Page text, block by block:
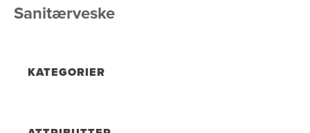
Sanitærveske
KATEGORIER